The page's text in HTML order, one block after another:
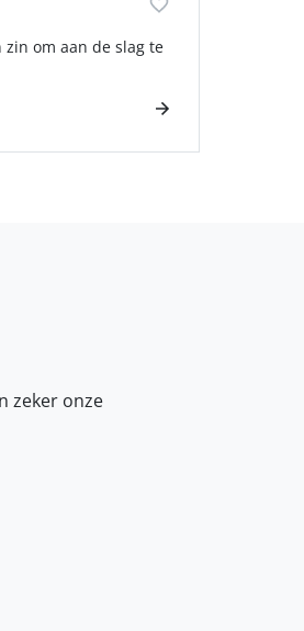
om aan de slag te
zeker onze